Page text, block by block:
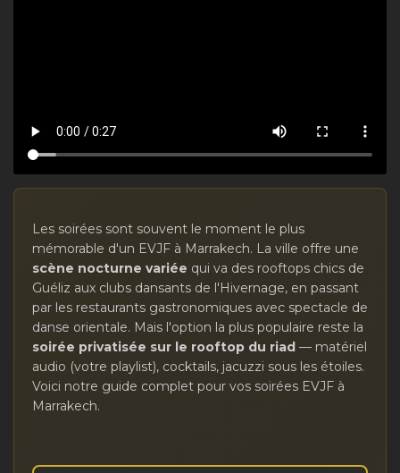
Les soirées sont souvent le moment le plus
mémorable d'un EVJF à Marrakech. La ville offre une
scène nocturne variée qui va des rooftops chics de
Guéliz aux clubs dansants de l'Hivernage, en passant
par les restaurants gastronomiques avec spectacle de
danse orientale. Mais l'option la plus populaire reste la
soirée privatisée sur le rooftop du riad — matériel
audio (votre playlist), cocktails, jacuzzi sous les étoiles.
Voici notre guide complet pour vos soirées EVJF à
Marrakech.